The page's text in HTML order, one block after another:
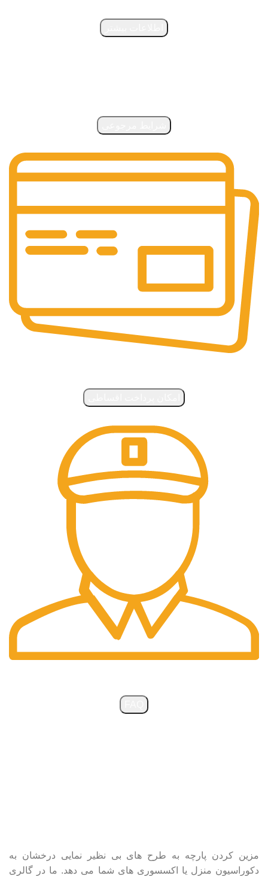
مزین کردن پارچه به طرح های بی نظیر نمایی درخشان به
دکوراسیون منزل یا اکسسوری های شما می دهد. ما در گالری